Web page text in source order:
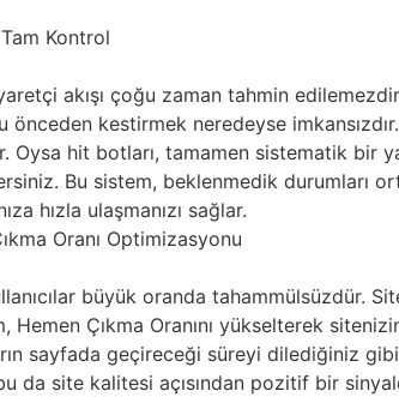
Kontrol
akışı çoğu zaman tahmin
önceden kestirmek neredeyse
Oysa hit botları, tamamen sistematik bir
Bu sistem, beklenmedik durumları
hızla ulaşmanızı sağlar.
Oranı Optimizasyonu
büyük oranda tahammülsüzdür.
Hemen Çıkma Oranını yükselterek
sayfada geçireceği süreyi dilediğiniz
da site kalitesi açısından pozitif bir